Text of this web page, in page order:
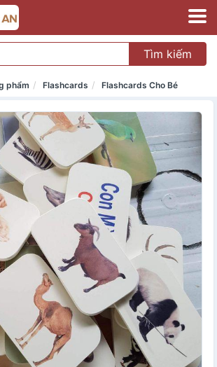
Tìm kiếm
phẩm Flashcards Flashcards Cho Bé